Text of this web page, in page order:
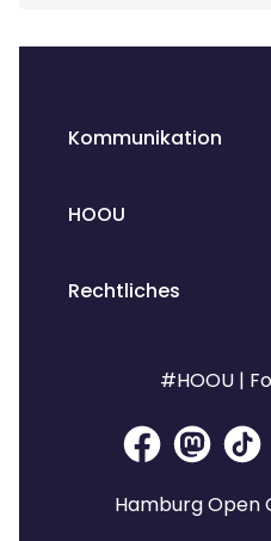
Kommunikation
HOOU
Rechtliches
#HOOU |
Hamburg Open